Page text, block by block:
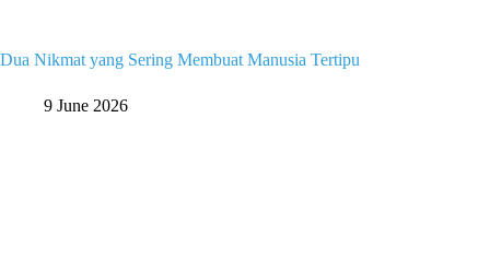
Dua Nikmat yang Sering Membuat Manusia Tertipu
9 June 2026